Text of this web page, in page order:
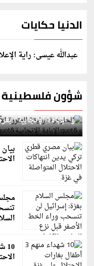
الدنيا حكايات
عبدالله عيسى: راية
شؤون فلسطينية
الخارجية: وثيقة
و"الإبادة الإنجابية"